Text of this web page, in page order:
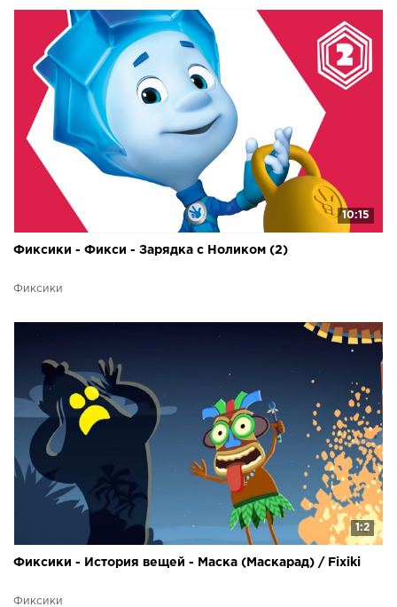
10:15
Фиксики - Фикси - Зарядка с Ноликом (2)
Фиксики
1:2
Фиксики - История вещей - Маска (Маскарад) / Fixiki
Фиксики